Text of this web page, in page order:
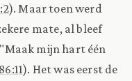
). Maar toen werd
mate, al bleef
mijn hart één
). Het was eerst de